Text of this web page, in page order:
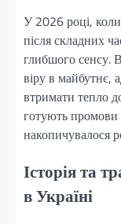
У 2026 році,
після складних
глибшого сенсу.
віру в майбутнє,
втримати тепло
готують промови
накопичувалося
Історія та
в Україні